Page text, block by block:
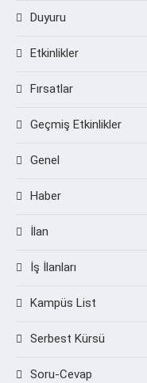
Duyuru
Etkinlikler
Fırsatlar
Geçmiş Etkinlikler
Genel
Haber
İlan
İş İlanları
Kampüs List
Serbest Kürsü
Soru-Cevap